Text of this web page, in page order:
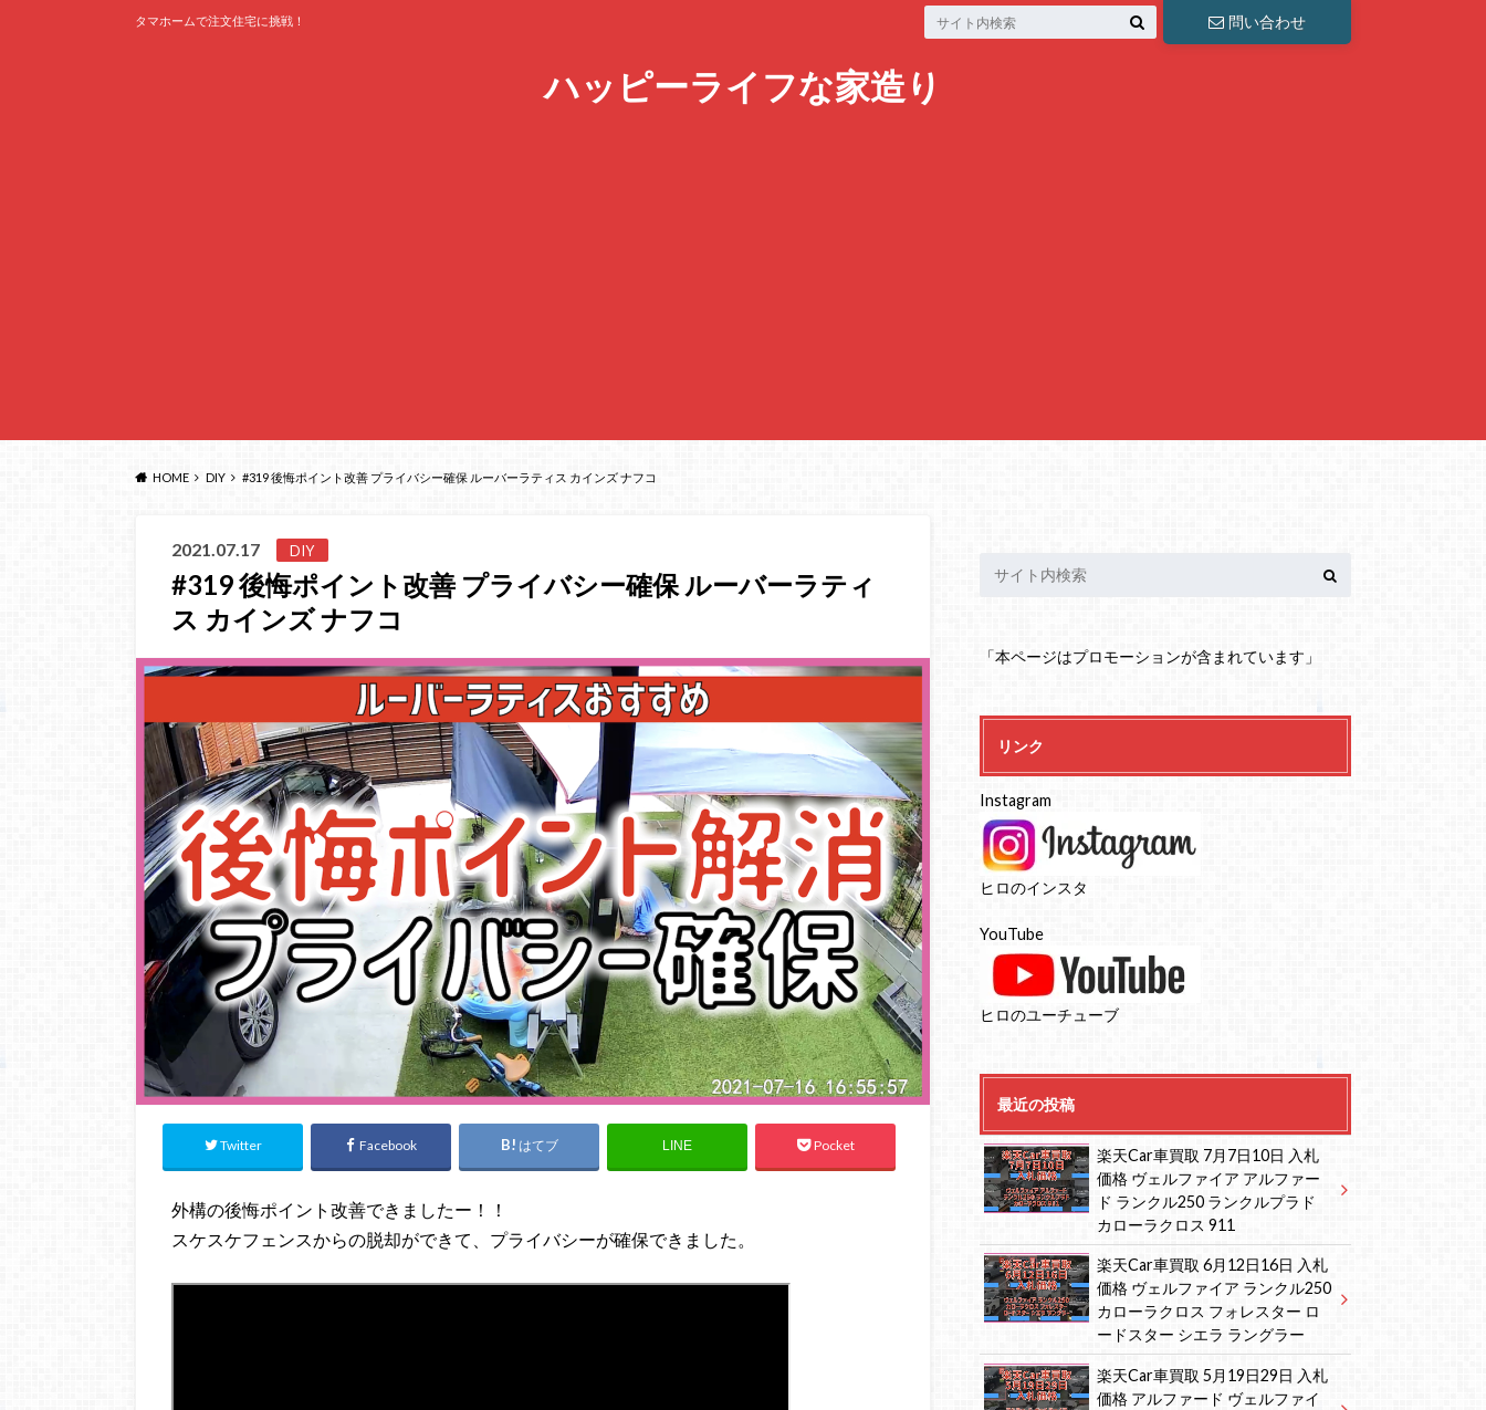
ハッピーライフな家造り
タマホームで注文住宅に挑戦！ 問い合わせ
HOME DIY #319 後悔ポイント改善 プライバシー確保 ルーバーラティス カインズ ナフコ
2021.07.17 DIY
#319 後悔ポイント改善 プライバシー確保 ルーバーラティ
ス カインズ ナフコ
Twitter Facebook はてブ LINE Pocket
外構の後悔ポイント改善できましたー！！
スケスケフェンスからの脱却ができて、プライバシーが確保できました。
「本ページはプロモーションが含まれています」
リンク
Instagram
ヒロのインスタ
YouTube
ヒロのユーチューブ
最近の投稿
楽天Car車買取 7月7日10日 入札
価格 ヴェルファイア アルファー
ド ランクル250 ランクルプラド
カローラクロス 911
楽天Car車買取 6月12日16日 入札
価格 ヴェルファイア ランクル250
カローラクロス フォレスター ロ
ードスター シエラ ラングラー
楽天Car車買取 5月19日29日 入札
価格 アルファード ヴェルファイ